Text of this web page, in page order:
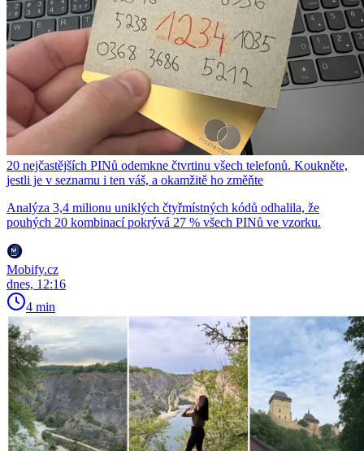
20 nejčastějších PINů odemkne čtvrtinu všech telefonů. Koukněte,
jestli je v seznamu i ten váš, a okamžitě ho změňte
Analýza 3,4 milionu uniklých čtyřmístných kódů odhalila, že
pouhých 20 kombinací pokrývá 27 % všech PINů ve vzorku.
Mobify.cz
dnes, 12:16
4 min